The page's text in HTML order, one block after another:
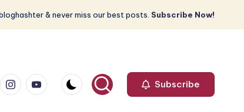
& never miss our best posts. Subscribe Now!
instagram.com
youtube.com Subscribe